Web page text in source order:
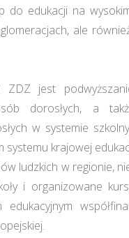
do edukacji na
ale
ZDZ jest
dorosłych, a
w systemie
systemu krajowej
ludzkich w regionie,
i organizowane
edukacyjnym